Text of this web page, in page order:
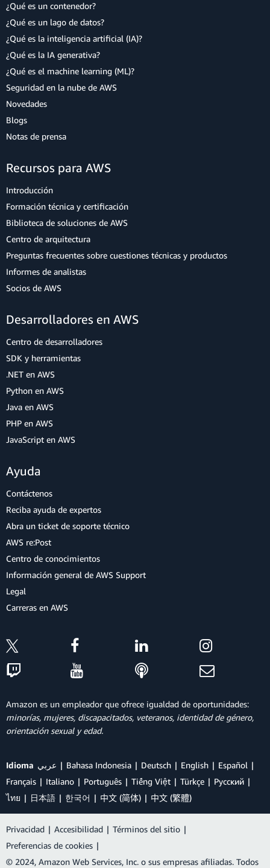
¿Qué es un contenedor?
¿Qué es un lago de datos?
¿Qué es la inteligencia artificial (IA)?
¿Qué es la IA generativa?
¿Qué es el machine learning (ML)?
Seguridad en la nube de AWS
Novedades
Blogs
Notas de prensa
Recursos para AWS
Introducción
Formación técnica y certificación
Biblioteca de soluciones de AWS
Centro de arquitectura
Preguntas frecuentes sobre cuestiones técnicas y productos
Informes de analistas
Socios de AWS
Desarrolladores en AWS
Centro de desarrolladores
SDK y herramientas
.NET en AWS
Python en AWS
Java en AWS
PHP en AWS
JavaScript en AWS
Ayuda
Contáctenos
Reciba ayuda de expertos
Abra un ticket de soporte técnico
AWS re:Post
Centro de conocimientos
Información general de AWS Support
Legal
Carreras en AWS
Amazon es un empleador que ofrece igualdad de oportunidades:
minorías, mujeres, discapacitados, veteranos, identidad de género,
orientación sexual y edad.
Idioma عربي Bahasa Indonesia Deutsch English
Español
Français
Italiano Português Tiếng Việt Türkçe
Ρусский
ไทย
日本語 한국어 中文 (简体) 中文 (繁體)
Privacidad | Accesibilidad | Términos del sitio |
Preferencias de cookies |
© 2024, Amazon Web Services, Inc. o sus empresas afiliadas. Todos